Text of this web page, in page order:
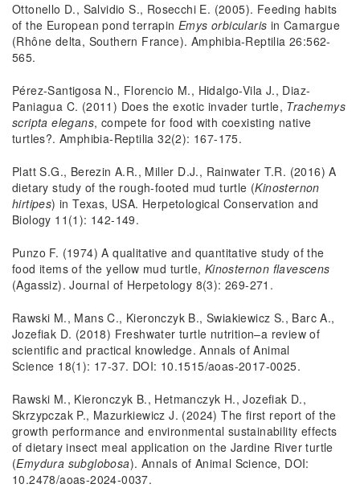
Ottonello D., Salvidio S., Rosecchi E. (2005). Feeding habits
of the European pond terrapin Emys orbicularis in Camargue
(Rhône delta, Southern France). Amphibia-Reptilia 26:562-
565.
Pérez-Santigosa N., Florencio M., Hidalgo-Vila J., Diaz-
Paniagua C. (2011) Does the exotic invader turtle, Trachemys
scripta elegans, compete for food with coexisting native
turtles?. Amphibia-Reptilia 32(2): 167-175.
Platt S.G., Berezin A.R., Miller D.J., Rainwater T.R. (2016) A
dietary study of the rough-footed mud turtle (Kinosternon
hirtipes) in Texas, USA. Herpetological Conservation and
Biology 11(1): 142-149.
Punzo F. (1974) A qualitative and quantitative study of the
food items of the yellow mud turtle, Kinosternon flavescens
(Agassiz). Journal of Herpetology 8(3): 269-271.
Rawski M., Mans C., Kieronczyk B., Swiakiewicz S., Barc A.,
Jozefiak D. (2018) Freshwater turtle nutrition–a review of
scientific and practical knowledge. Annals of Animal
Science 18(1): 17-37. DOI: 10.1515/aoas-2017-0025.
Rawski M., Kieronczyk B., Hetmanczyk H., Jozefiak D.,
Skrzypczak P., Mazurkiewicz J. (2024) The first report of the
growth performance and environmental sustainability effects
of dietary insect meal application on the Jardine River turtle
(Emydura subglobosa). Annals of Animal Science, DOI:
10.2478/aoas-2024-0037.